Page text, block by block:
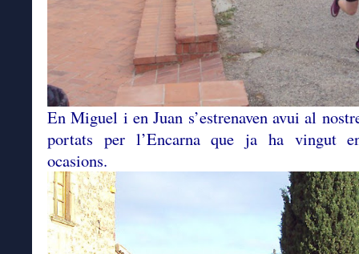
En Miguel i en Juan s’estrenaven avui al
portats per l’Encarna que ja ha vingut
ocasions.